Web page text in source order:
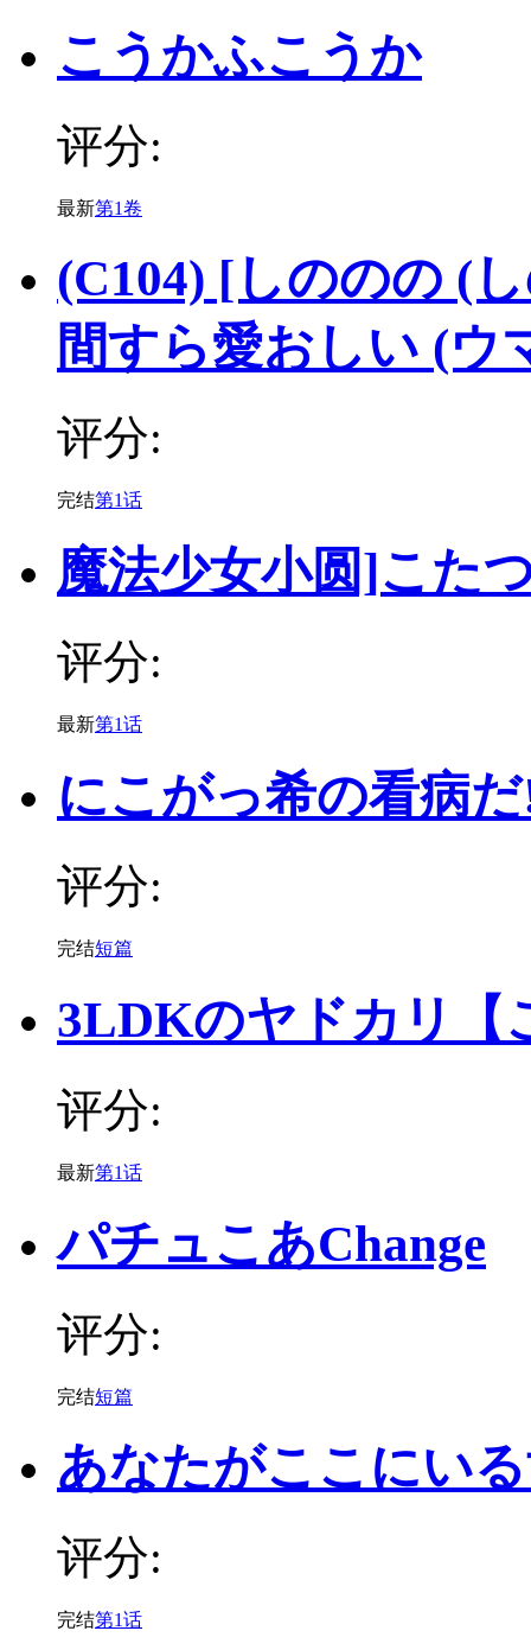
こうかふこうか
评分:
最新第1卷
(C104) [しののの (
間すら愛おしい (ウ
评分:
完结第1话
魔法少女小圆]こた
评分:
最新第1话
にこがっ希の看病
评分:
完结短篇
3LDKのヤドカリ【
评分:
最新第1话
パチュこあChange
评分:
完结短篇
あなたがここにい
评分:
完结第1话